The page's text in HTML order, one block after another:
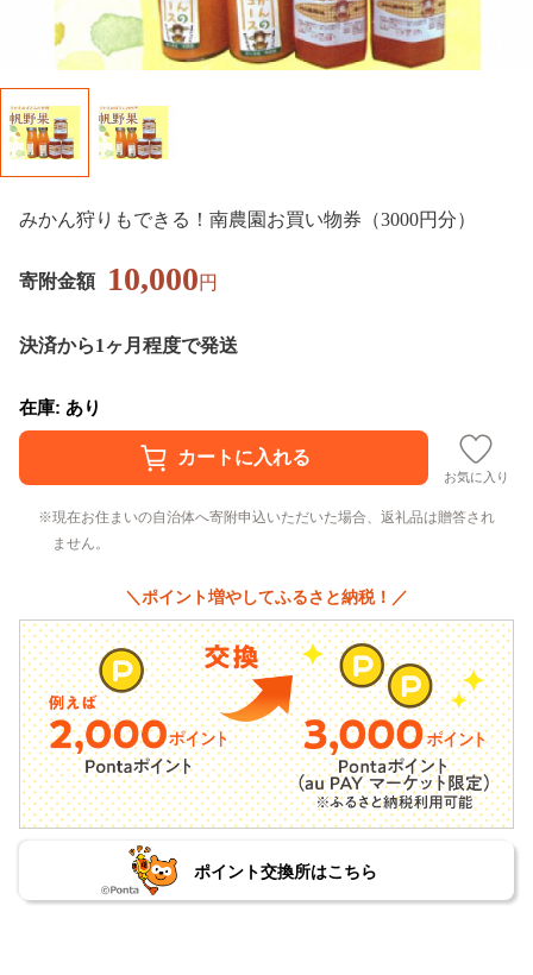
みかん狩りもできる！南農園お買い物券（3000円分）
寄附金額 10,000円
決済から1ヶ月程度で発送
在庫: あり
お気に入り
現在お住まいの自治体へ寄附申込いただいた場合、返礼品は贈答され
ません。
＼ポイント増やしてふるさと納税！／
ポイント交換所はこちら